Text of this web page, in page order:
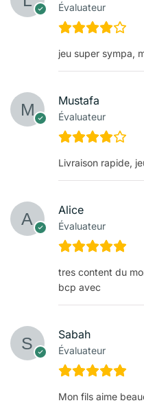
Évaluateur
jeu super sympa,
Mustafa
Évaluateur
Livraison rapide,
Alice
Évaluateur
tres content du
bcp avec
Sabah
Évaluateur
Mon fils aime